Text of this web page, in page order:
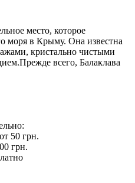
место, которое
моря в Крыму. Она известна
кристально чистыми
всего, Балаклава
50 грн.
грн.